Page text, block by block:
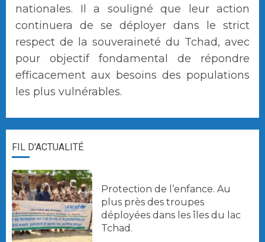
nationales. Il a souligné que leur action
continuera de se déployer dans le strict
respect de la souveraineté du Tchad, avec
pour objectif fondamental de répondre
efficacement aux besoins des populations
les plus vulnérables.
FIL D'ACTUALITÉ
Protection de l’enfance. Au
plus près des troupes
déployées dans les îles du lac
Tchad.